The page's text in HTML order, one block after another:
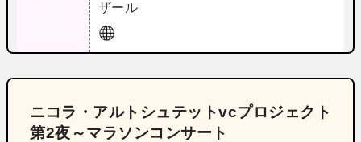
ザール
ニコラ・アルトシュテットvcプロジェクト
第2夜～マラソンコンサート